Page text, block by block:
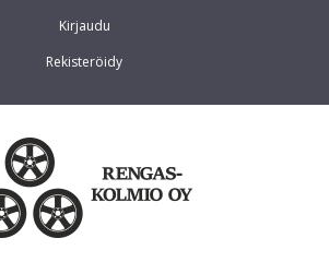
Kirjaudu
Rekisteröidy